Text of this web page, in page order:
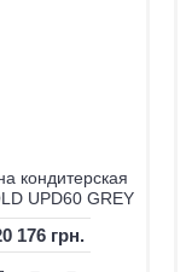
кондитерская
UPD60 GREY
176 грн.